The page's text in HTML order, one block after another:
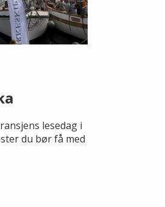
lesedag i
du bør få med